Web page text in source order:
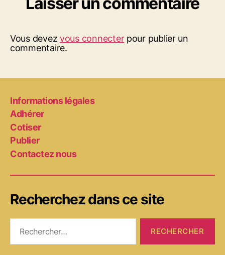
Vous devezvous connecterpour publier un
commentaire.
Informations légales
Adhérer
Cotiser
Publier
Contactez nous
Recherchez dans ce site